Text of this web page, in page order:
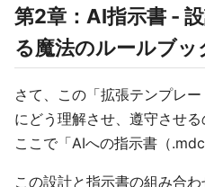
第2章：AI指示書 -
る魔法のルールブッ
さて、この「拡張テンプレ
にどう理解させ、遵守させる
ここで「AIへの指示書（
この設計と指示書の組み合